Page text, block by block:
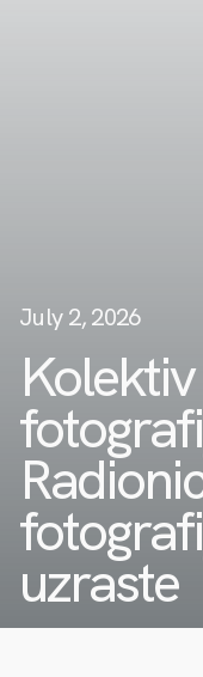
July 2, 2026
uzraste